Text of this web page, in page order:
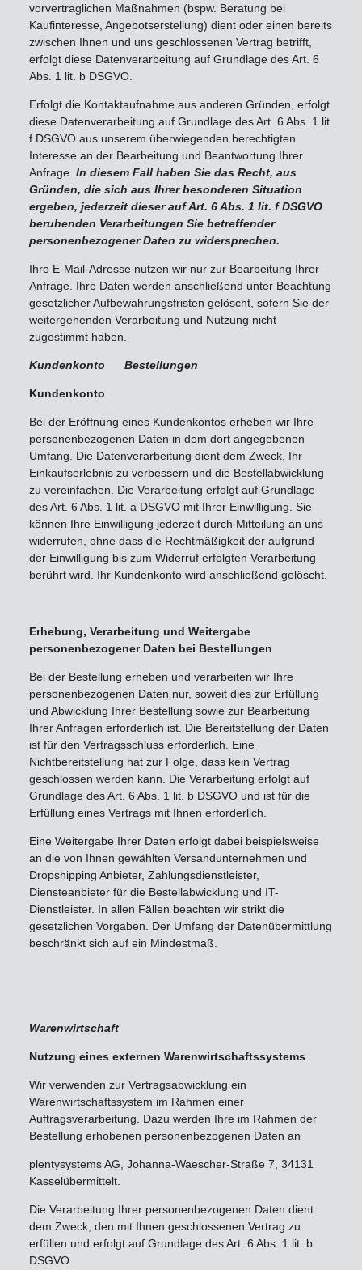
vorvertraglichen Maßnahmen (bspw. Beratung bei
Kaufinteresse, Angebotserstellung) dient oder einen bereits
zwischen Ihnen und uns geschlossenen Vertrag betrifft,
erfolgt diese Datenverarbeitung auf Grundlage des Art. 6
Abs. 1 lit. b DSGVO.
Erfolgt die Kontaktaufnahme aus anderen Gründen, erfolgt
diese Datenverarbeitung auf Grundlage des Art. 6 Abs. 1 lit.
f DSGVO aus unserem überwiegenden berechtigten
Interesse an der Bearbeitung und Beantwortung Ihrer
Anfrage. In diesem Fall haben Sie das Recht, aus
Gründen, die sich aus Ihrer besonderen Situation
ergeben, jederzeit dieser auf Art. 6 Abs. 1 lit. f DSGVO
beruhenden Verarbeitungen Sie betreffender
personenbezogener Daten zu widersprechen.
Ihre E-Mail-Adresse nutzen wir nur zur Bearbeitung Ihrer
Anfrage. Ihre Daten werden anschließend unter Beachtung
gesetzlicher Aufbewahrungsfristen gelöscht, sofern Sie der
weitergehenden Verarbeitung und Nutzung nicht
zugestimmt haben.
Kundenkonto Bestellungen
Kundenkonto
Bei der Eröffnung eines Kundenkontos erheben wir Ihre
personenbezogenen Daten in dem dort angegebenen
Umfang. Die Datenverarbeitung dient dem Zweck, Ihr
Einkaufserlebnis zu verbessern und die Bestellabwicklung
zu vereinfachen. Die Verarbeitung erfolgt auf Grundlage
des Art. 6 Abs. 1 lit. a DSGVO mit Ihrer Einwilligung. Sie
können Ihre Einwilligung jederzeit durch Mitteilung an uns
widerrufen, ohne dass die Rechtmäßigkeit der aufgrund
der Einwilligung bis zum Widerruf erfolgten Verarbeitung
berührt wird. Ihr Kundenkonto wird anschließend gelöscht.
Erhebung, Verarbeitung und Weitergabe
personenbezogener Daten bei Bestellungen
Bei der Bestellung erheben und verarbeiten wir Ihre
personenbezogenen Daten nur, soweit dies zur Erfüllung
und Abwicklung Ihrer Bestellung sowie zur Bearbeitung
Ihrer Anfragen erforderlich ist. Die Bereitstellung der Daten
ist für den Vertragsschluss erforderlich. Eine
Nichtbereitstellung hat zur Folge, dass kein Vertrag
geschlossen werden kann. Die Verarbeitung erfolgt auf
Grundlage des Art. 6 Abs. 1 lit. b DSGVO und ist für die
Erfüllung eines Vertrags mit Ihnen erforderlich.
Eine Weitergabe Ihrer Daten erfolgt dabei beispielsweise
an die von Ihnen gewählten Versandunternehmen und
Dropshipping Anbieter, Zahlungsdienstleister,
Diensteanbieter für die Bestellabwicklung und IT-
Dienstleister. In allen Fällen beachten wir strikt die
gesetzlichen Vorgaben. Der Umfang der Datenübermittlung
beschränkt sich auf ein Mindestmaß.
Warenwirtschaft
Nutzung eines externen Warenwirtschaftssystems
Wir verwenden zur Vertragsabwicklung ein
Warenwirtschaftssystem im Rahmen einer
Auftragsverarbeitung. Dazu werden Ihre im Rahmen der
Bestellung erhobenen personenbezogenen Daten an
plentysystems AG, Johanna-Waescher-Straße 7, 34131
Kasselübermittelt.
Die Verarbeitung Ihrer personenbezogenen Daten dient
dem Zweck, den mit Ihnen geschlossenen Vertrag zu
erfüllen und erfolgt auf Grundlage des Art. 6 Abs. 1 lit. b
DSGVO.